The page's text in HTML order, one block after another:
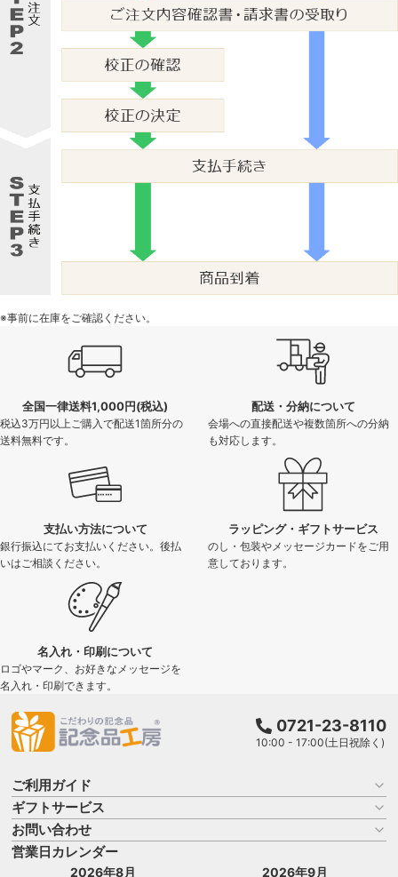
※事前に在庫をご確認ください。
全国一律送料1,000円(税込)
税込3万円以上ご購入で配送1箇所分の
送料無料です。
配送・分納について
会場への直接配送や複数箇所への分納
も対応します。
支払い方法について
銀行振込にてお支払いください。後払
いはご相談ください。
ラッピング・ギフトサービス
のし・包装やメッセージカードをご用
意しております。
名入れ・印刷について
ロゴやマーク、お好きなメッセージを
名入れ・印刷できます。
0721-23-8110
10:00 - 17:00(土日祝除く)
ご利用ガイド
お買い物ガイド
よくある質問
はじめての記念品選び
記念品工房の使い方
ギフトサービス
名入れについて
のし
お問い合わせ
商品選びを相談する
名入れについて相談する
営業日カレンダー
2026年8月 2026年9月